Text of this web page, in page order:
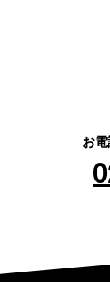
お